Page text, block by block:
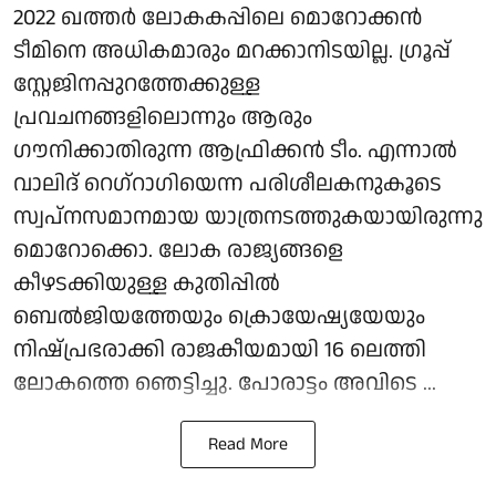
2022 ഖത്തർ ലോകകപ്പിലെ മൊറോക്കൻ
ടീമിനെ അധികമാരും മറക്കാനിടയില്ല. ​ഗ്രൂപ്പ്
സ്റ്റേജിനപ്പുറത്തേക്കുള്ള
പ്രവചനങ്ങളിലൊന്നും ആരും ​
ഗൗനിക്കാതിരുന്ന ആഫ്രിക്കൻ ടീം. എന്നാൽ
വാലിദ് റെ​ഗ്റാ​ഗിയെന്ന പരിശീലകനുകൂടെ
സ്വപ്നസമാനമായ യാത്രനടത്തുകയായിരുന്നു
മൊറോക്കൊ. ലോക രാജ്യങ്ങളെ
കീഴടക്കിയുള്ള കുതിപ്പിൽ
ബെൽജിയത്തേയും ക്രൊയേഷ്യയേയും
നിഷ്പ്രഭരാക്കി രാജകീയമായി ​16 ലെത്തി
ലോകത്തെ ഞെട്ടിച്ചു. പോരാട്ടം അവിടെ ...
Read More